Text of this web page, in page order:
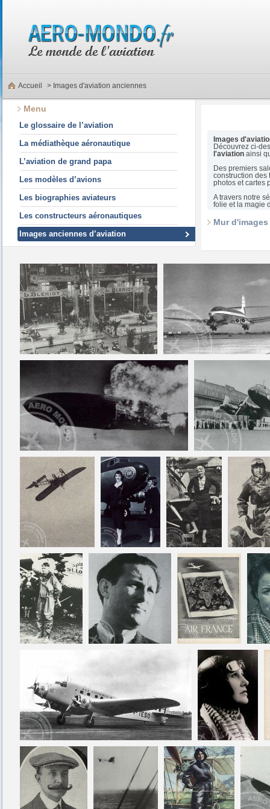
Accueil > Images d'aviation anciennes
Menu
Le glossaire de l’aviation
La médiathèque aéronautique
L’aviation de grand papa
Les modèles d’avions
Les biographies aviateurs
Les constructeurs aéronautiques
Images anciennes d’aviation
Images
Découvrez ci-
l'aviation ainsi
Des premiers
construction des
photos et cartes
A travers notre
folie et la magie
Mur